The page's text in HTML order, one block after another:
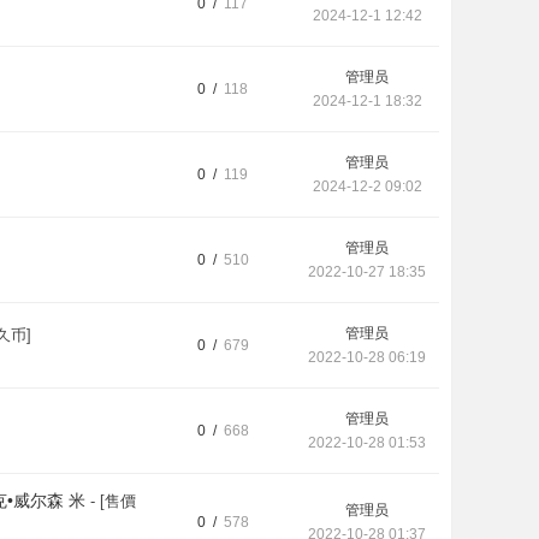
0 / 117
2024-12-1 12:42
0 / 118
管理员
2024-12-1 18:32
0 / 119
管理员
2024-12-2 09:02
0 / 510
管理员
2022-10-27 18:35
币]
0 / 679
管理员
2022-10-28 06:19
0 / 668
管理员
2022-10-28 01:53
威尔森 米 - [售價
0 / 578
管理员
2022-10-28 01:37